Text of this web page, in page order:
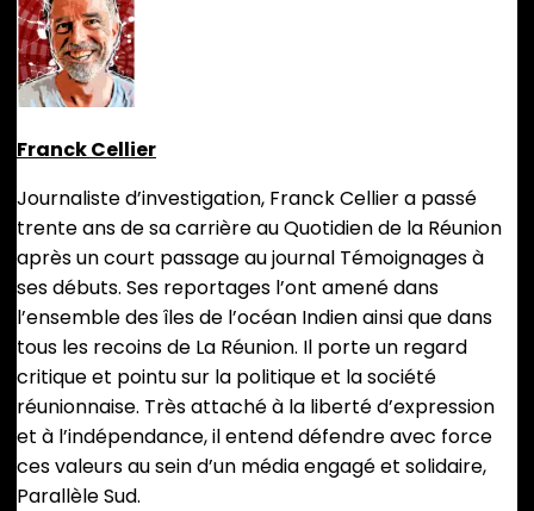
Franck Cellier
Journaliste d’investigation, Franck Cellier a passé
trente ans de sa carrière au Quotidien de la Réunion
après un court passage au journal Témoignages à
ses débuts. Ses reportages l’ont amené dans
l’ensemble des îles de l’océan Indien ainsi que dans
tous les recoins de La Réunion. Il porte un regard
critique et pointu sur la politique et la société
réunionnaise. Très attaché à la liberté d’expression
et à l’indépendance, il entend défendre avec force
ces valeurs au sein d’un média engagé et solidaire,
Parallèle Sud.